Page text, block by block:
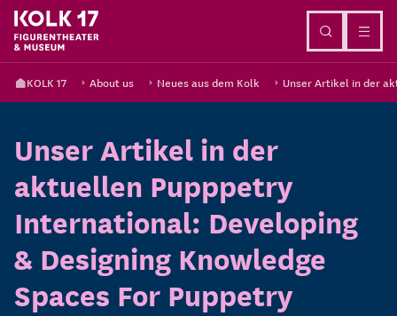
KOLK 17 About us Neues aus dem Kolk Unser Artikel in der
Unser Artikel in der
aktuellen Pupppetry
International: Developing
& Designing Knowledge
Spaces For Puppetry